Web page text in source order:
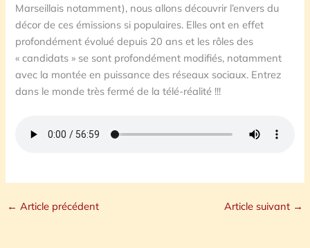
Marseillais notamment), nous allons découvrir l’envers du
décor de ces émissions si populaires. Elles ont en effet
profondément évolué depuis 20 ans et les rôles des
« candidats » se sont profondément modifiés, notamment
avec la montée en puissance des réseaux sociaux. Entrez
dans le monde très fermé de la télé-réalité !!!
← Article précédent Article suivant →